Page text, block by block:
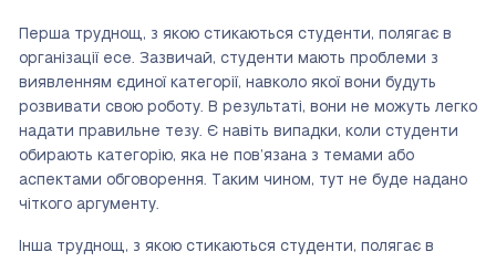
Перша труднощ, з якою стикаються студенти, полягає в
організації есе. Зазвичай, студенти мають проблеми з
виявленням єдиної категорії, навколо якої вони будуть
розвивати свою роботу. В результаті, вони не можуть легко
надати правильне тезу. Є навіть випадки, коли студенти
обирають категорію, яка не пов’язана з темами або
аспектами обговорення. Таким чином, тут не буде надано
чіткого аргументу.
Інша труднощ, з якою стикаються студенти, полягає в